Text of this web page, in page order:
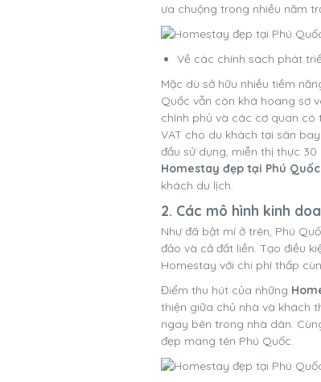
ưa chuộng trong nhiều năm
Về các chính sách phát
Mặc dù sở hữu nhiều tiềm
Quốc vẫn còn khá hoang sơ
chính phủ và các cơ quan có
VAT cho du khách tại sân
đầu sử dụng, miễn thị thực
Homestay đẹp tại Phú Quốc
khách du lịch.
2. Các mô hình kinh
Như đã bật mí ở trên, Phú
đảo và cả đất liền. Tạo điều
Homestay với chi phí thấp
Điểm thu hút của những
thiện giữa chủ nhà và khách
ngay bên trong nhà dân.
đẹp mang tên Phú Quốc.